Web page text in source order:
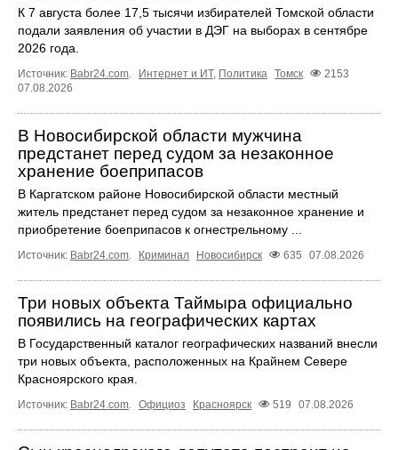
К 7 августа более 17,5 тысячи избирателей Томской области
подали заявления об участии в ДЭГ на выборах в сентябре
2026 года.
Источник: Babr24.com Интернет и ИТ, Политика Томск
2153
07.08.2026
В Новосибирской области мужчина
предстанет перед судом за незаконное
хранение боеприпасов
В Каргатском районе Новосибирской области местный
житель предстанет перед судом за незаконное хранение и
приобретение боеприпасов к огнестрельному ...
Источник: Babr24.com Криминал Новосибирск 635 07.08.2026
Три новых объекта Таймыра официально
появились на географических картах
В Государственный каталог географических названий внесли
три новых объекта, расположенных на Крайнем Севере
Красноярского края.
Источник: Babr24.com. Официоз Красноярск 519 07.08.2026